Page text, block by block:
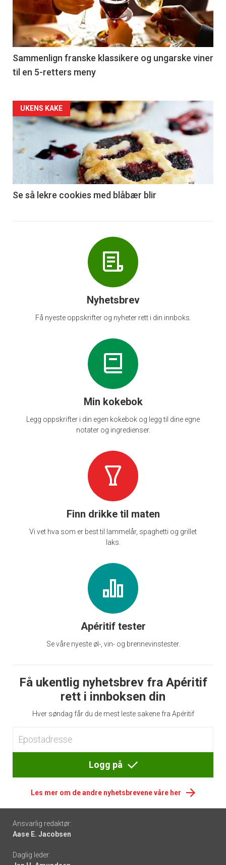
nå
-
5
Sammenlign franske klassikere og ungarske viner
til en 5-retters meny
Forsiden
akkurat
nå
6
UKENS KAKE
Se så lekre cookies med blåbær blir
Nyhetsbrev
Få nyeste oppskrifter og nyheter rett i din innboks.
Min kokebok
Legg oppskrifter i din egen kokebok og legg til dine egne
notater og ingredienser.
Finn drikke til maten
Vi vet hva som er best til lammelår, spaghetti og grillet
laks.
Apéritif tester
Se våre nyeste øl-, vin- og brennevinstester.
Få ukentlig nyhetsbrev fra Apéritif
rett i innboksen din
Hver søndag får du de mest leste sakene fra Apéritif
Logg på
Les mer om de andre nyhetsbrevene våre her
Footer
-
links
Ansvarlig redaktør:
Aase E. Jacobsen
Daglig leder: